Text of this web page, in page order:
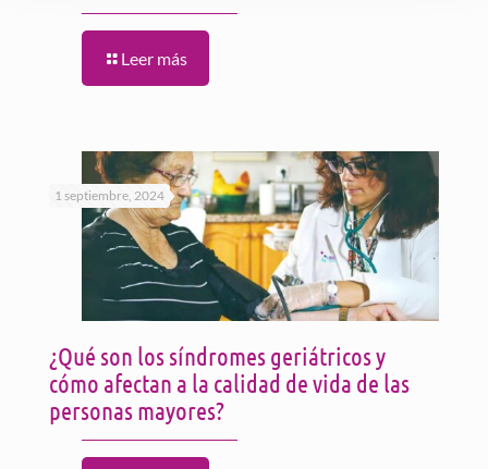
Leer más
1 septiembre, 2024
¿Qué son los síndromes geriátricos y
cómo afectan a la calidad de vida de las
personas mayores?